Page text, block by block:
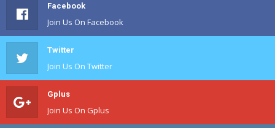
Facebook
Join Us On Facebook
Twitter
Join Us On Twitter
Gplus
Join Us On Gplus